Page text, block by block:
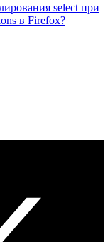
select при
в Firefox?